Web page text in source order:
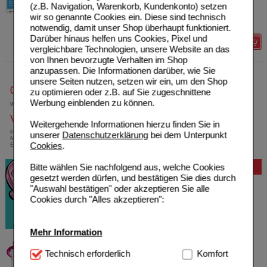
(z.B. Navigation, Warenkorb, Kundenkonto) setzen
wir so genannte Cookies ein. Diese sind technisch
notwendig, damit unser Shop überhaupt funktioniert.
Darüber hinaus helfen uns Cookies, Pixel und
vergleichbare Technologien, unsere Website an das
von Ihnen bevorzugte Verhalten im Shop
anzupassen. Die Informationen darüber, wie Sie
unsere Seiten nutzen, setzen wir ein, um den Shop
zu optimieren oder z.B. auf Sie zugeschnittene
Werbung einblenden zu können.
Weitergehende Informationen hierzu finden Sie in
unserer Datenschutzerklärungbei dem Unterpunkt
Cookies.
Bitte wählen Sie nachfolgend aus, welche Cookies
gesetzt werden dürfen, und bestätigen Sie dies durch
"Auswahl bestätigen" oder akzeptieren Sie alle
Cookies durch "Alles akzeptieren":
Mehr Information
Technisch Notwendig:Hierbei handelt es sich um
Technisch erforderlich Komfort
01900332
20St Filmtabletten
Unser Preis*
Sie sparen 3,07 €
Details
0800-10 11 422
gebührenfreie Rufnummer
Versandkostenfrei
innerhalb Deutschlands bei einem
Mindestbestellwert von 13,99 Euro oder bei
Einsendung eines Kassenrezeptes
Bewertung